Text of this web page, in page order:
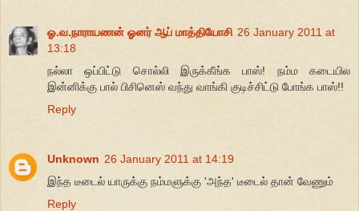
ஓ.வ.நாராயணன் ஓனர் ஆப் மாத்தியோசி 26 January 2011 at
13:18
நல்லா ஒப்பிட்டு சொல்லி இருக்கீங்க பாஸ்! நம்ம கடையில
இன்னிக்கு பால் பிசினெஸ் வந்து வாங்கி குடிச்சிட்டு போங்க பாஸ்!!
Reply
Unknown 26 January 2011 at 14:19
இந்த டீடைல் யாருக்கு நம்மளுக்கு 'அந்த' டீடைல் தான் வேணும்
Reply